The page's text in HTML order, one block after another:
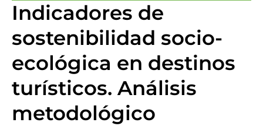
Indicadores de
sostenibilidad socio-
ecológica en destinos
turísticos. Análisis
metodológico